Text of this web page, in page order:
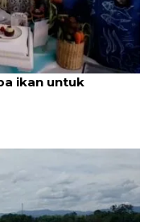
ikan untuk